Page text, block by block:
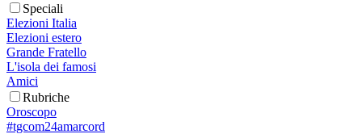
Speciali
Elezioni Italia
Elezioni estero
Grande Fratello
L'isola dei famosi
Amici
Rubriche
Oroscopo
#tgcom24amarcord